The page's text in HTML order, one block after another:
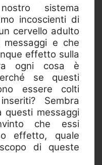
sistema
incoscienti di
cervello adulto
messaggi e che
effetto sulla
ogni cosa è
se questi
essere colti
Sembra
questi messaggi
che essi
effetto, quale
di queste